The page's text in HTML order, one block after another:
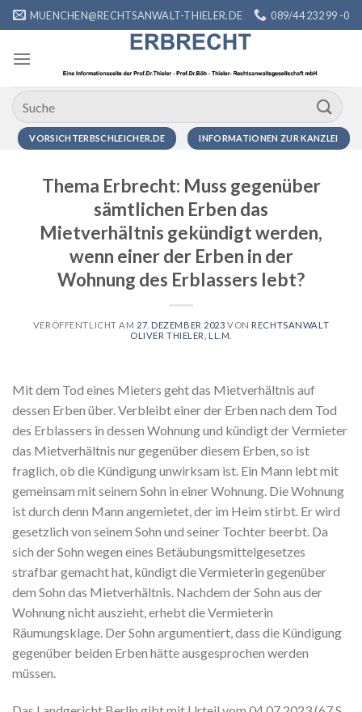
Zum
Inhalt
springen
MUENCHEN@RECHTSANWALT-THIELER.DE 089/44 232 99 -0
VORSICHTERBSCHLEICHER.DE INFORMATIONEN ZUR KANZLEI
Thema Erbrecht: Muss gegenüber
sämtlichen Erben das
Mietverhältnis gekündigt werden,
wenn einer der Erben in der
Wohnung des Erblassers lebt?
VERÖFFENTLICHT AM 27. DEZEMBER 2023 VON RECHTSANWALT
OLIVER THIELER, LL.M.
Mit dem Tod eines Mieters geht das Mietverhältnis auf
dessen Erben über. Verbleibt einer der Erben nach dem Tod
des Erblassers in dessen Wohnung und kündigt der Vermieter
das Mietverhältnis nur gegenüber diesem Erben, so ist
fraglich, ob die Kündigung unwirksam ist. Ein Mann lebt mit
gemeinsam mit seinem Sohn in einer Wohnung. Die Wohnung
ist durch denn Mann angemietet, der im Heim stirbt. Er wird
gesetzlich von seinem Sohn und seiner Tochter beerbt. Da
sich der Sohn wegen eines Betäubungsmittelgesetzes
strafbar gemacht hat, kündigt die Vermieterin gegenüber
dem Sohn das Mietverhältnis. Nachdem der Sohn aus der
Wohnung nicht auszieht, erhebt die Vermieterin
Räumungsklage. Der Sohn argumentiert, dass die Kündigung
gegenüber beiden Erben hätte ausgesprochen werden
müssen.